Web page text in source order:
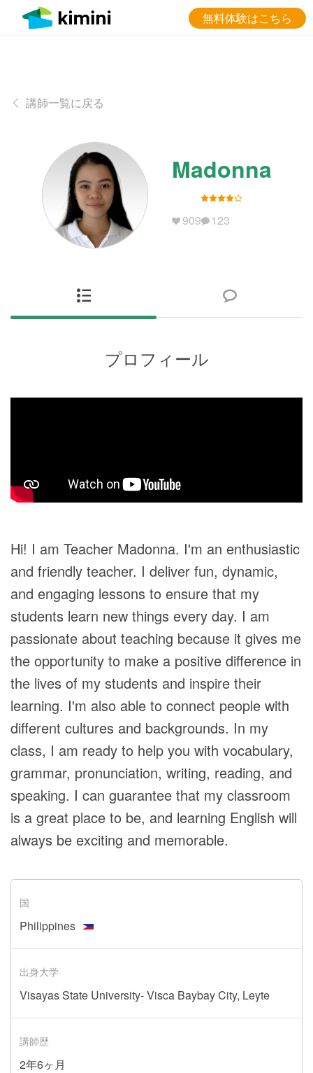
無料体験はこちら
講師一覧に戻る
Madonna
909 123
プロフィール
Hi! I am Teacher Madonna. I'm an enthusiastic
and friendly teacher. I deliver fun, dynamic,
and engaging lessons to ensure that my
students learn new things every day. I am
passionate about teaching because it gives me
the opportunity to make a positive difference in
the lives of my students and inspire their
learning. I'm also able to connect people with
different cultures and backgrounds. In my
class, I am ready to help you with vocabulary,
grammar, pronunciation, writing, reading, and
speaking. I can guarantee that my classroom
is a great place to be, and learning English will
always be exciting and memorable.
国
Philippines
出身大学
Visayas State University- Visca Baybay City, Leyte
講師歴
2年6ヶ月